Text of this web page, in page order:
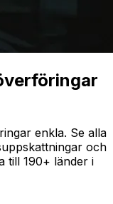
enkla. Se alla
och
till 190+ länder i